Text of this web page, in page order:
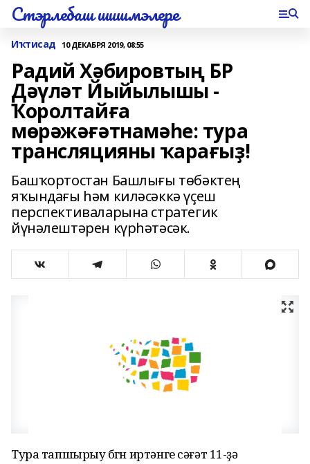
Стэрлебаш шишмэлере
Иҡтисад 10 ДЕКАБРЯ 2019, 08:55
Радий Хәбировтың БР
Дәүләт Йыйылышы -
Ҡоролтайға
мөрәжәғәтнамәһе: тура
трансляцияны ҡарағыҙ!
Башҡортостан Башлығы төбәктең
яҡындағы һәм киләсәккә үҫеш
перспективаларына стратегик
йүнәлештәрен күрһәтәсәк.
Тура тапшырыу бөгөн иртәнге сәғәт 11-ҙә